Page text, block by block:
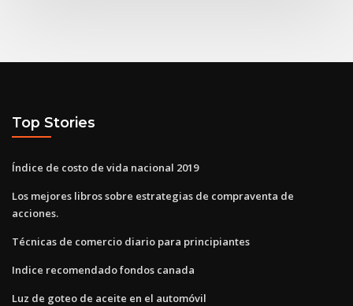
Top Stories
Índice de costo de vida nacional 2019
Los mejores libros sobre estrategias de compraventa de
acciones.
Técnicas de comercio diario para principiantes
Indice recomendado fondos canada
Luz de goteo de aceite en el automóvil